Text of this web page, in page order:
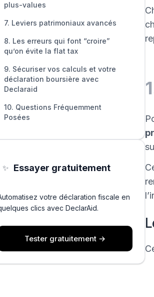
plus-values
7. Leviers patrimoniaux avancés
8. Les erreurs qui font “croire”
qu’on évite la flat tax
9. Sécuriser vos calculs et votre
déclaration boursière avec
Declaraid
10. Questions Fréquemment
Posées
✨ Essayer gratuitement
votre déclaration fiscale en
clics avec DeclarAid.
Tester gratuitement →